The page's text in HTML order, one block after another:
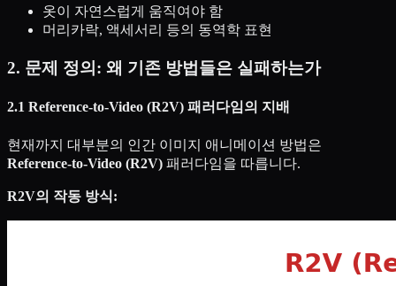
옷이 자연스럽게 움직여야 함
머리카락, 액세서리 등의 동역학 표현
2. 문제 정의: 왜 기존 방법들은 실패하는가
2.1 Reference-to-Video (R2V) 패러다임의 지배
현재까지 대부분의 인간 이미지 애니메이션 방법은
Reference-to-Video (R2V) 패러다임을 따릅니다.
R2V의 작동 방식: